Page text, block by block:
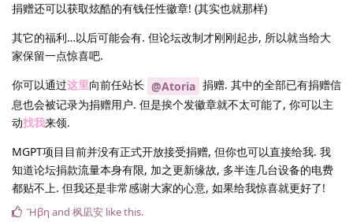
捐赠还可以获取炫酷的有钱任性徽章! (其实也就那样)
其它的福利…以后可能会有. 但论坛改制才刚刚起步, 所以就当给大
家保留一点惊喜吧.
你可以通过这里向前任站长 @Atoria 捐赠. 其中的全部已有捐赠信
息也会被记录为捐赠用户. 但是挨个发徽章就不太可能了, 你可以主
动找我来领.
MGPT项目目前并没有正式开放接受捐赠, 但你也可以直接给我. 我
知道论坛捐款流量本身有限, 加之更新缘故, 多半连几台设备的电费
都贴不上. 但我还是非常感谢大家的心意, 如果给我惊喜就更好了!
Ἥβη and 枫凪安 like this.